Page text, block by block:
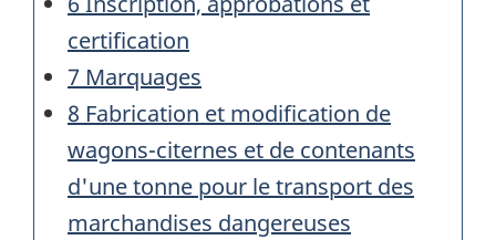
certification
7 Marquages
8 Fabrication et modification de
wagons-citernes et de contenants
d'une tonne pour le transport des
marchandises dangereuses